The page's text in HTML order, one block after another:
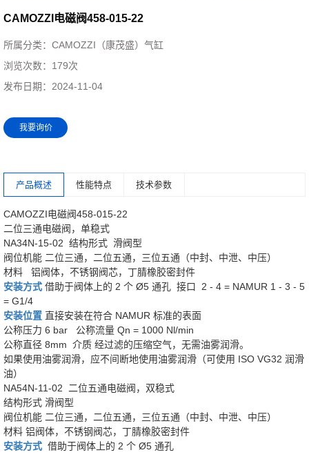
CAMOZZI电磁阀458-015-22
所属分类： CAMOZZI（康茂盛）气缸
浏览次数： 179次
发布日期： 2024-11-04
我要询价
产品概述 性能特点 技术参数
CAMOZZI电磁阀458-015-22
二位三通电磁阀，单稳式
NA34N-15-02 结构形式 滑阀型
阀位机能 二位三通，二位五通，三位五通（中封、中泄、中压）
材料 铝阀体，不锈钢阀芯，丁腈橡胶密封件
安装方式 借助于阀体上的 2 个 Ø5 通孔 接口 2 - 4 = NAMUR 1 - 3 - 5
= G1/4
安装位置 直接安装在符合 NAMUR 标准的表面
公称压力 6 bar 公称流量 Qn = 1000 Nl/min
公称直径 8mm 介质 经过滤的压缩空气，无需油雾润滑。
如果使用油雾润滑，应不间断地使用油雾润滑（可使用 ISO VG32 润滑
油）
NA54N-11-02 二位五通电磁阀，双稳式
结构形式 滑阀型
阀位机能 二位三通，二位五通，三位五通（中封、中泄、中压）
材料 铝阀体，不锈钢阀芯，丁腈橡胶密封件
安装方式 借助于阀体上的 2 个 Ø5 通孔